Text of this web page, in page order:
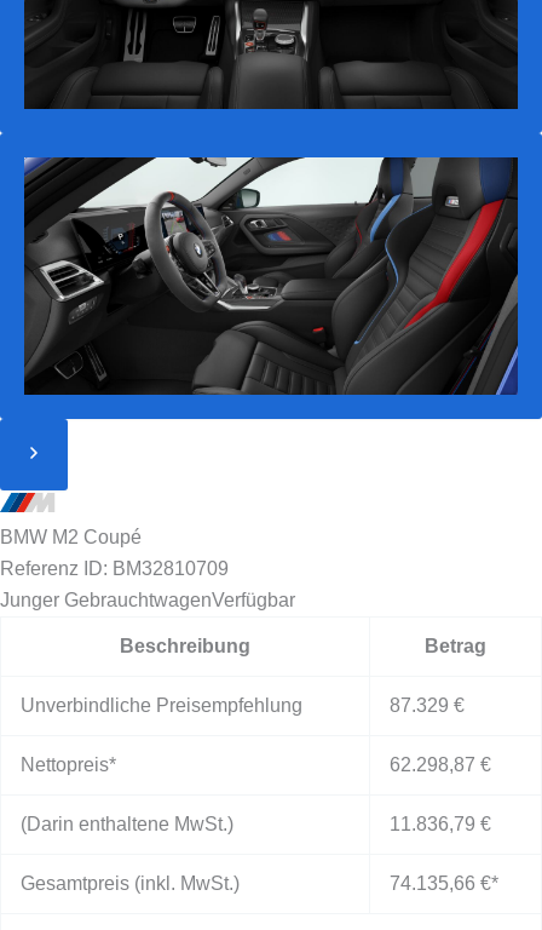
BMW M2 Coupé
Referenz ID: BM32810709
Junger GebrauchtwagenVerfügbar
Beschreibung Betrag
Unverbindliche Preisempfehlung 87.329 €
Nettopreis* 62.298,87 €
(Darin enthaltene MwSt.) 11.836,79 €
Gesamtpreis (inkl. MwSt.) 74.135,66 €*